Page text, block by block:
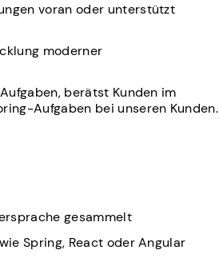
voran oder unterstützt
moderner
berätst Kunden im
Aufgaben bei unseren Kunden.
gesammelt
Spring, React oder Angular